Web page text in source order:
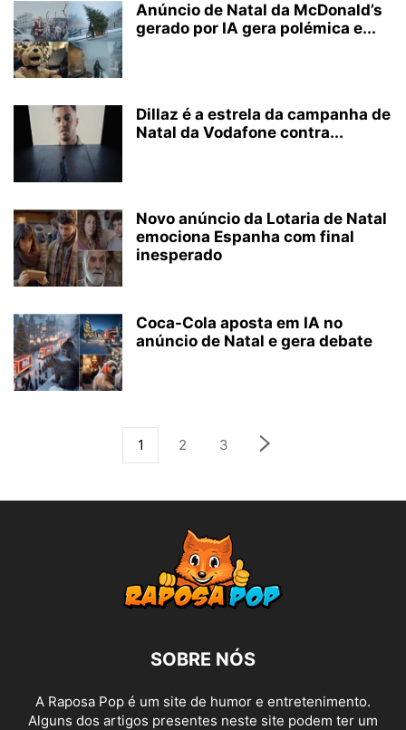
Anúncio de Natal da McDonald’s
gerado por IA gera polémica e...
Dillaz é a estrela da campanha de
Natal da Vodafone contra...
Novo anúncio da Lotaria de Natal
emociona Espanha com final
inesperado
Coca-Cola aposta em IA no
anúncio de Natal e gera debate
1 2 3
SOBRE NÓS
A Raposa Pop é um site de humor e entretenimento.
Alguns dos artigos presentes neste site podem ter um